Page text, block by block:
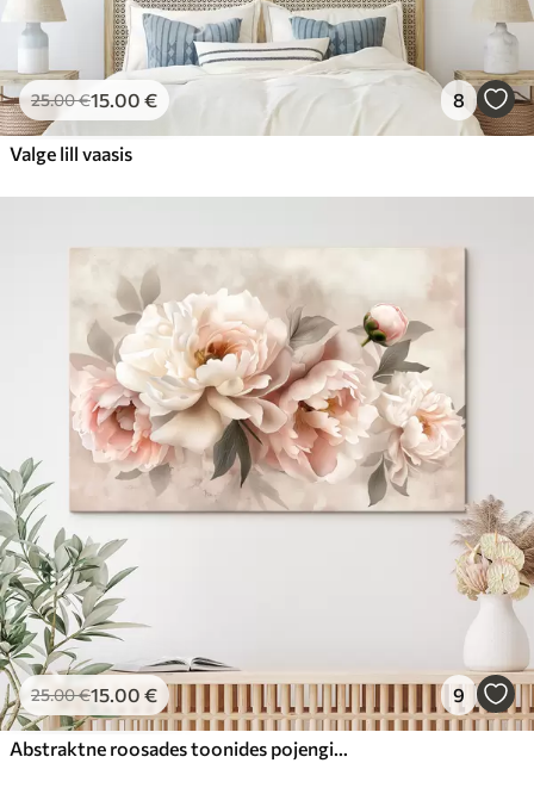
25.00€15.00 € 8
Valge lill vaasis
25.00€15.00 € 9
Abstraktne roosades toonides pojengide kimp